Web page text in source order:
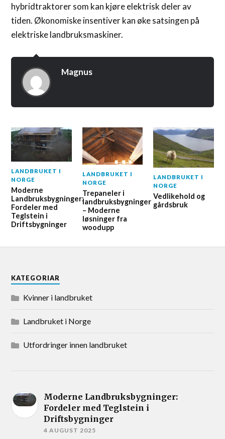
hybridtraktorer som kan kjøre elektrisk deler av
tiden. Økonomiske insentiver kan øke satsingen på
elektriske landbruksmaskiner.
Magnus
LANDBRUKET I
NORGE
Moderne
Landbruksbygninger:
Fordeler med
Teglstein i
Driftsbygninger
LANDBRUKET I
NORGE
Trepaneler i
landbruksbygninger
– Moderne
løsninger fra
woodupp
LANDBRUKET I
NORGE
Vedlikehold og
gårdsbruk
KATEGORIAR
Kvinner i landbruket
Landbruket i Norge
Utfordringer innen landbruket
Moderne Landbruksbygninger:
Fordeler med Teglstein i
Driftsbygninger
4 AUGUST 2025